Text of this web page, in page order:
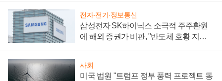
전자·전기·정보통신
삼성전자 SK하이닉스 소극적 주주환원
에 해외 증권가 비판, "반도체 호황 지속
사회
미국 법원 "트럼프 정부 풍력 프로젝트 동